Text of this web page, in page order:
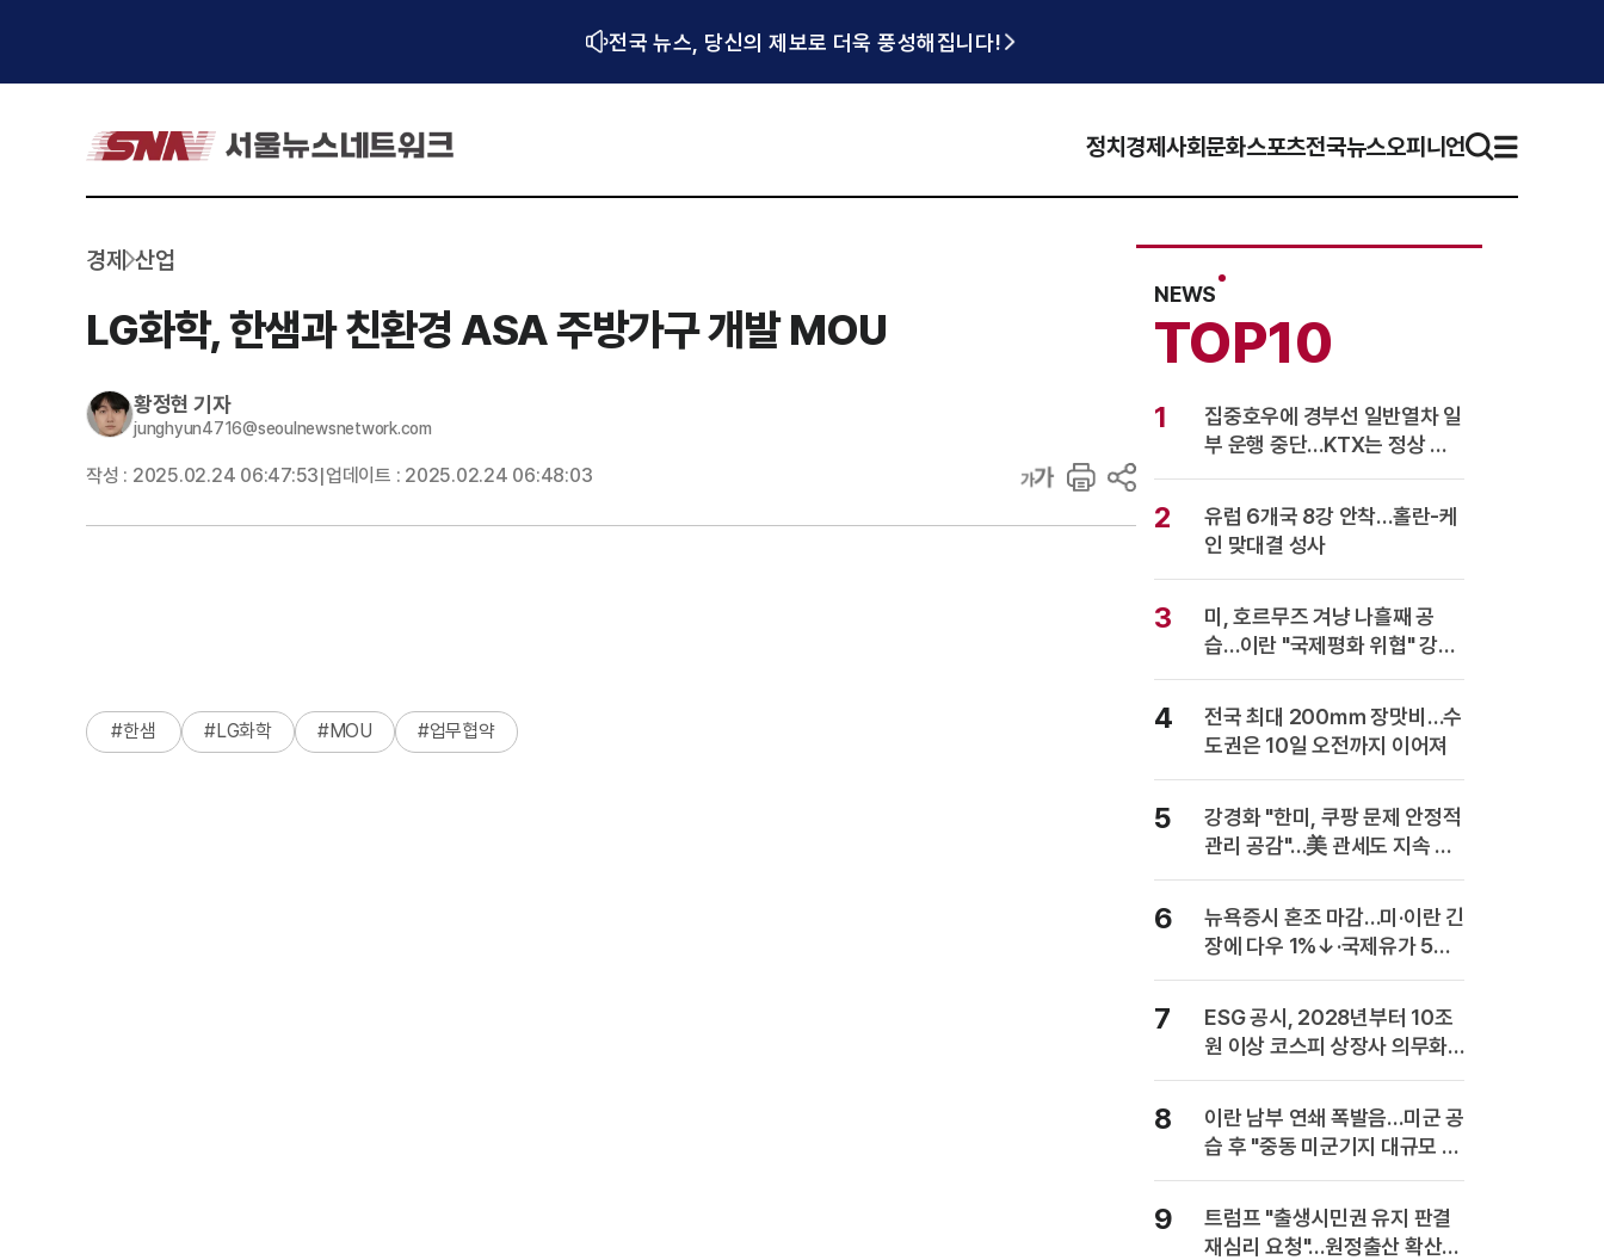
전국 뉴스, 당신의 제보로 더욱 풍성해집니다!
정치 경제사회문화스포츠전국뉴스오피니언
경제 산업
LG화학, 한샘과 친환경 ASA 주방가구 개발 MOU
황정현 기자
junghyun4716@seoulnewsnetwork.com
작성 : 2025.02.24 06:47:53 업데이트 : 2025.02.24 06:48:03
#한샘 #LG화학 #MOU #업무협약
NEWS
TOP10
1
집중호우에 경부선 일반열차 일
부 운행 중단…KTX는 정상 운
행
2
유럽 6개국 8강 안착…홀란-케
인 맞대결 성사
3
미, 호르무즈 겨냥 나흘째 공
습…이란 "국제평화 위협" 강력
반발
4
전국 최대 200㎜ 장맛비…수
도권은 10일 오전까지 이어져
5
강경화 "한미, 쿠팡 문제 안정적
관리 공감"…美 관세도 지속 협
의
6
뉴욕증시 혼조 마감…미·이란 긴
장에 다우 1%↓·국제유가 5%
급등
7
ESG 공시, 2028년부터 10조
원 이상 코스피 상장사 의무화…
사업보고서에 담는다
8
이란 남부 연쇄 폭발음…미군 공
습 후 "중동 미군기지 대규모 보
복" 경고
9
트럼프 "출생시민권 유지 판결
재심리 요청"…원정출산 확산